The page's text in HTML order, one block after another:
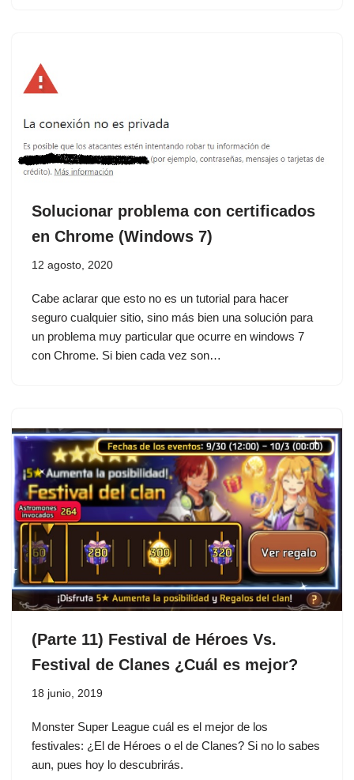
Solucionar problema con certificados
en Chrome (Windows 7)
12 agosto, 2020
Cabe aclarar que esto no es un tutorial para hacer
seguro cualquier sitio, sino más bien una solución para
un problema muy particular que ocurre en windows 7
con Chrome. Si bien cada vez son…
(Parte 11) Festival de Héroes Vs.
Festival de Clanes ¿Cuál es mejor?
18 junio, 2019
Monster Super League cuál es el mejor de los
festivales: ¿El de Héroes o el de Clanes? Si no lo sabes
aun, pues hoy lo descubrirás.